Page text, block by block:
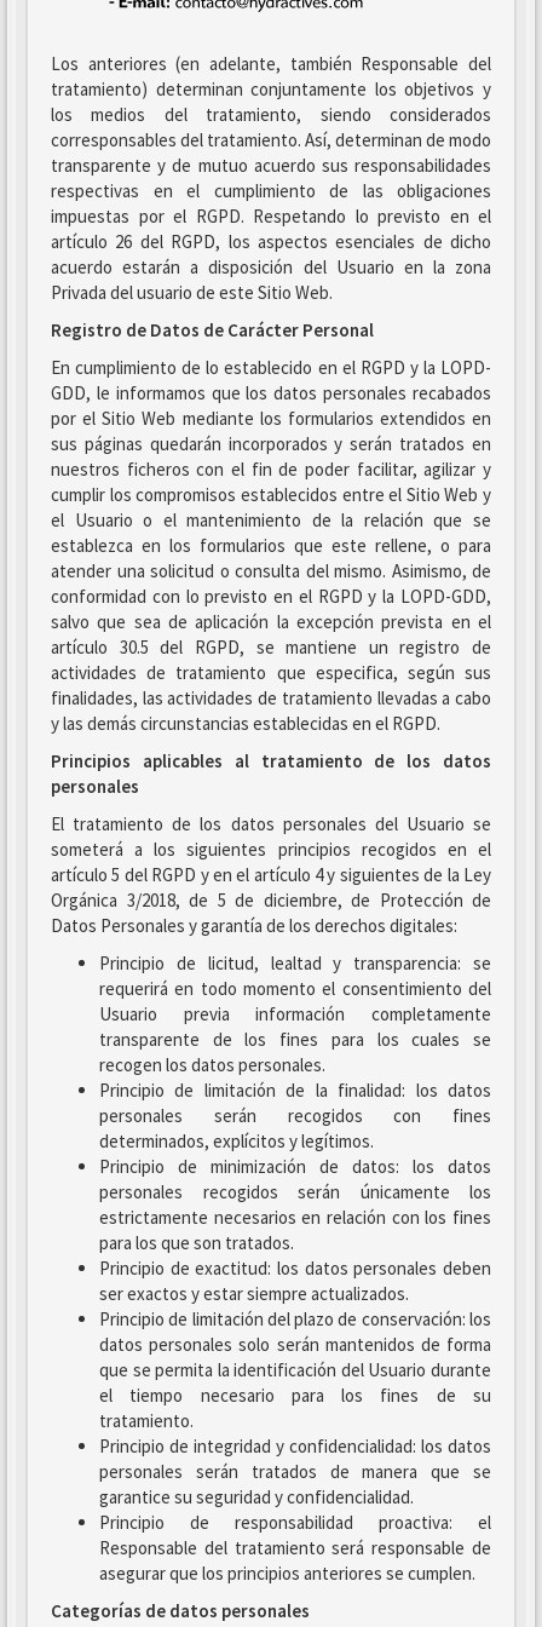
Los anteriores (en adelante, también Responsable del
tratamiento) determinan conjuntamente los objetivos y
los medios del tratamiento, siendo considerados
corresponsables del tratamiento. Así, determinan de modo
transparente y de mutuo acuerdo sus responsabilidades
respectivas en el cumplimiento de las obligaciones
impuestas por el RGPD. Respetando lo previsto en el
artículo 26 del RGPD, los aspectos esenciales de dicho
acuerdo estarán a disposición del Usuario en la zona
Privada del usuario de este Sitio Web.
Registro de Datos de Carácter Personal
En cumplimiento de lo establecido en el RGPD y la LOPD-
GDD, le informamos que los datos personales recabados
por el Sitio Web mediante los formularios extendidos en
sus páginas quedarán incorporados y serán tratados en
nuestros ficheros con el fin de poder facilitar, agilizar y
cumplir los compromisos establecidos entre el Sitio Web y
el Usuario o el mantenimiento de la relación que se
establezca en los formularios que este rellene, o para
atender una solicitud o consulta del mismo. Asimismo, de
conformidad con lo previsto en el RGPD y la LOPD-GDD,
salvo que sea de aplicación la excepción prevista en el
artículo 30.5 del RGPD, se mantiene un registro de
actividades de tratamiento que especifica, según sus
finalidades, las actividades de tratamiento llevadas a cabo
y las demás circunstancias establecidas en el RGPD.
Principios aplicables al tratamiento de los datos
personales
El tratamiento de los datos personales del Usuario se
someterá a los siguientes principios recogidos en el
artículo 5 del RGPD y en el artículo 4 y siguientes de la Ley
Orgánica 3/2018, de 5 de diciembre, de Protección de
Datos Personales y garantía de los derechos digitales:
Principio de licitud, lealtad y transparencia: se
requerirá en todo momento el consentimiento del
Usuario previa información completamente
transparente de los fines para los cuales se
recogen los datos personales.
Principio de limitación de la finalidad: los datos
personales serán recogidos con fines
determinados, explícitos y legítimos.
Principio de minimización de datos: los datos
personales recogidos serán únicamente los
estrictamente necesarios en relación con los fines
para los que son tratados.
Principio de exactitud: los datos personales deben
ser exactos y estar siempre actualizados.
Principio de limitación del plazo de conservación: los
datos personales solo serán mantenidos de forma
que se permita la identificación del Usuario durante
el tiempo necesario para los fines de su
tratamiento.
Principio de integridad y confidencialidad: los datos
personales serán tratados de manera que se
garantice su seguridad y confidencialidad.
Principio de responsabilidad proactiva: el
Responsable del tratamiento será responsable de
asegurar que los principios anteriores se cumplen.
Categorías de datos personales